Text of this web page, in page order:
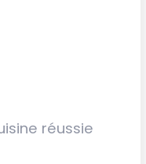
réussie